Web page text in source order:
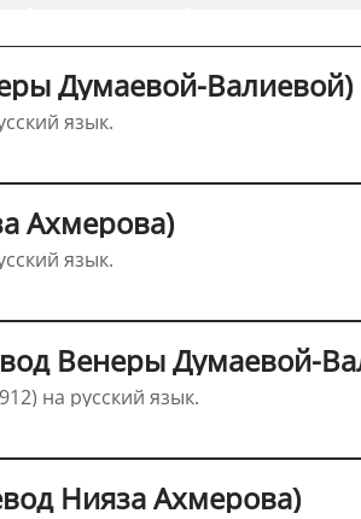
Думаевой-Валиевой)
язык.
Ахмерова)
язык.
Венеры Думаевой-
на русский язык.
Нияза Ахмерова)